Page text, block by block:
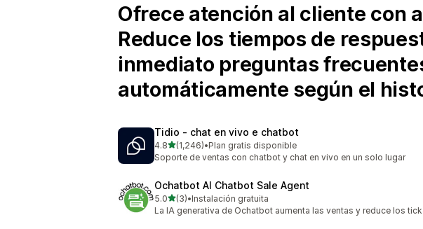
Ofrece atención al cliente con
Reduce los tiempos de
inmediato preguntas
automáticamente según el
Tidio ‑ chat en vivo e chatbot
4.8de 5 estrellas
(1,246)
1246 reseñas en total
•Plan gratis disponible
Soporte de ventas con chatbot y chat en vivo en un solo lugar
Ochatbot AI Chatbot Sale Agent
5.0de 5 estrellas
(3)
3 reseñas en total
•Instalación gratuita
La IA generativa de Ochatbot aumenta las ventas y reduce los